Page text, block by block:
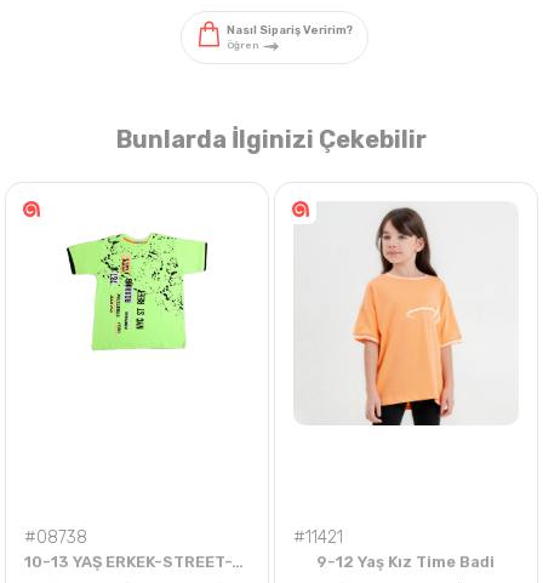
Nasıl Sipariş Veririm?
Bunlarda İlginizi Çekebilir
#08738
10-13 YAŞ ERKEK-STREET-TSHIRT
#11421
9-12 Yaş Kız Time Badi